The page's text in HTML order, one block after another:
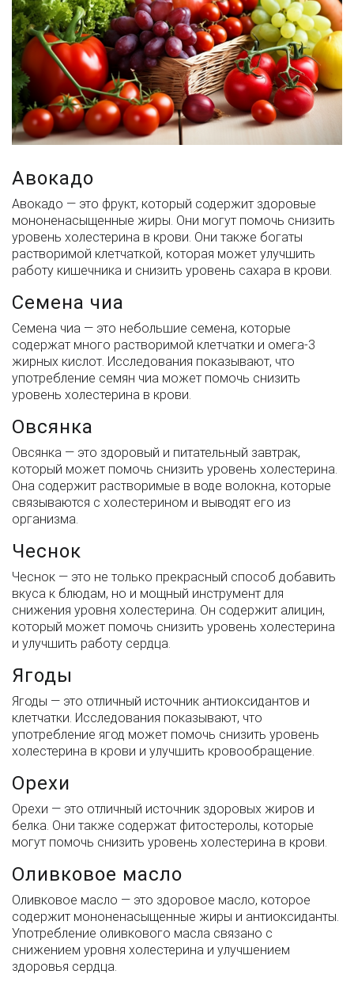
Авокадо
Авокадо — это фрукт, который содержит здоровые
мононенасыщенные жиры. Они могут помочь снизить
уровень холестерина в крови. Они также богаты
растворимой клетчаткой, которая может улучшить
работу кишечника и снизить уровень сахара в крови.
Семена чиа
Семена чиа — это небольшие семена, которые
содержат много растворимой клетчатки и омега-3
жирных кислот. Исследования показывают, что
употребление семян чиа может помочь снизить
уровень холестерина в крови.
Овсянка
Овсянка — это здоровый и питательный завтрак,
который может помочь снизить уровень холестерина.
Она содержит растворимые в воде волокна, которые
связываются с холестерином и выводят его из
организма.
Чеснок
Чеснок — это не только прекрасный способ добавить
вкуса к блюдам, но и мощный инструмент для
снижения уровня холестерина. Он содержит алицин,
который может помочь снизить уровень холестерина
и улучшить работу сердца.
Ягоды
Ягоды — это отличный источник антиоксидантов и
клетчатки. Исследования показывают, что
употребление ягод может помочь снизить уровень
холестерина в крови и улучшить кровообращение.
Орехи
Орехи — это отличный источник здоровых жиров и
белка. Они также содержат фитостеролы, которые
могут помочь снизить уровень холестерина в крови.
Оливковое масло
Оливковое масло — это здоровое масло, которое
содержит мононенасыщенные жиры и антиоксиданты.
Употребление оливкового масла связано с
снижением уровня холестерина и улучшением
здоровья сердца.